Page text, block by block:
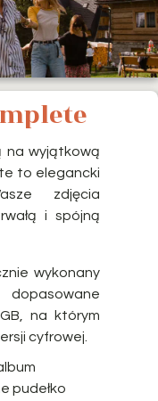
na wyjątkową
to elegancki
zdjęcia
i spójną
wykonany
na którym
cyfrowej.
pudełko